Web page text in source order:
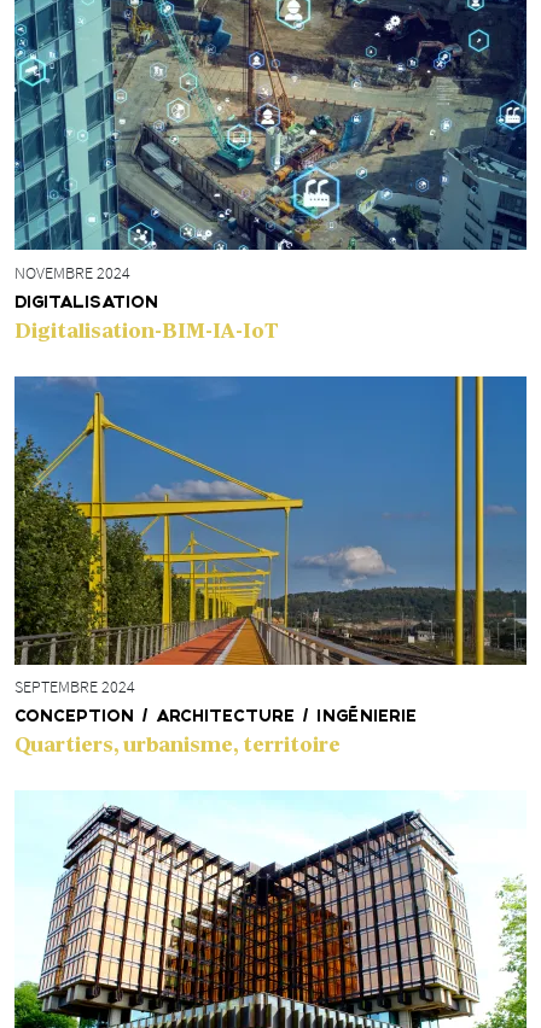
NOVEMBRE 2024
DIGITALISATION
Digitalisation-BIM-IA-IoT
SEPTEMBRE 2024
CONCEPTION / ARCHITECTURE / INGÉNIERIE
Quartiers, urbanisme, territoire